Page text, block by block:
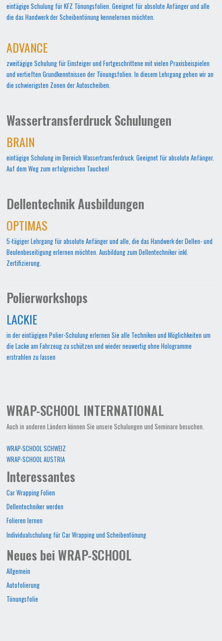
eintägige Schulung für KFZ Tönungsfolien. Geeignet für absolute Anfänger und alle
die das Handwerk der Scheibentönung kennelernen möchten.
ADVANCE
zweitägige Schulung für Einsteiger und Fortgeschrittene mit vielen Praxisbeispielen
und vertieften Grundkenntnissen der Tönungsfolien. In diesem Lehrgang gehen wir an
die schwierigsten Zonen der Autoscheiben.
Wassertransferdruck Schulungen
BRAIN
eintägige Schulung im Bereich Wassertransferdruck. Geeignet für absolute Anfänger.
Auf dem Weg zum erfolgreichen Tauchen!
Dellentechnik Ausbildungen
OPTIMAS
5-tägiger Lehrgang für absolute Anfänger und alle, die das Handwerk der Dellen- und
Beulenbeseitigung erlernen möchten. Ausbildung zum Dellentechniker inkl.
Zertifizierung.
Polierworkshops
LACKIE
in der eintägigen Polier-Schulung erlernen Sie alle Techniken und Möglichkeiten um
die Lacke am Fahrzeug zu schützen und wieder neuwertig ohne Hologramme
erstrahlen zu lassen
WRAP-SCHOOL INTERNATIONAL
Auch in anderen Ländern können Sie unsere Schulungen und Seminare besuchen.
WRAP-SCHOOL SCHWEIZ
WRAP-SCHOOL AUSTRIA
Interessantes
Car Wrapping Folien
Dellentechniker werden
Folieren lernen
Individualschulung für Car Wrapping und Scheibentönung
Neues bei WRAP-SCHOOL
Allgemein
Autofolierung
Tönungsfolie